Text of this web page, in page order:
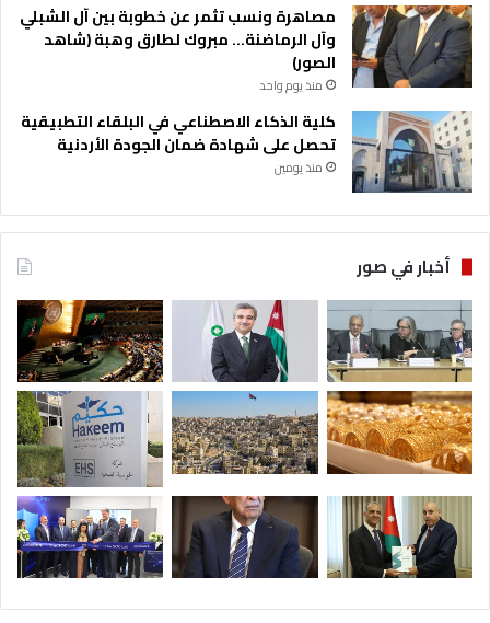
مصاهرة ونسب تثمر عن خطوبة بين آل الشبلي
وآل الرماضنة… مبروك لطارق وهبة (شاهد
الصور)
منذ يوم واحد
كلية الذكاء الاصطناعي في البلقاء التطبيقية
تحصل على شهادة ضمان الجودة الأردنية
منذ يومين
أخبار في صور